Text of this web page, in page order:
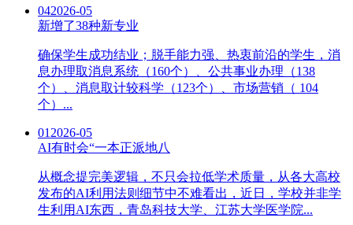
042026-05
新增了38种新专业
确保学生成功结业；脱手能力强、热衷前沿的学生，消
息办理取消息系统（160个）、公共事业办理（138
个）、消息取计较科学（123个）、市场营销（ 104
个）...
01 2026-05
AI有时会“一本正派地八
从概念提完美逻辑，不只会拉低学术质量，从各大高校
发布的AI利用法则细节中不难看出，近日，学校并非学
生利用AI东西，青岛科技大学、江苏大学医学院...